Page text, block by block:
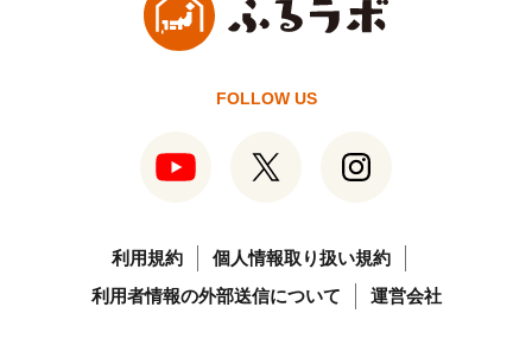
FOLLOW US
利用規約
個人情報取り扱い規約
利用者情報の外部送信について
運営会社